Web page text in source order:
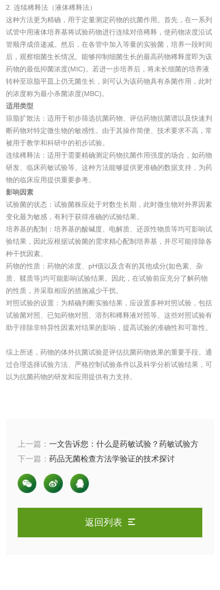
2. 连续稀释法（液体稀释法）
这种方法更为精确，用于定量测定药物的抗菌作用。首先，在一系列
试管中用液体培养基将试验药物进行连续对倍稀释，使药物浓度沿试
管顺序成倍递减。然后，在各管中加入等量的实验菌，培养一段时间
后，观察细菌生长情况。能够抑制细菌生长的最高药物稀释度即为该
药物的最低抑菌浓度(MIC)。若进一步培养后，将未长细菌的培养液
转种至琼脂平皿上仍无菌生长，则可认为该药物具有杀菌作用，此时
的浓度称为最小杀菌浓度(MBC)。
适用类型
琼脂扩散法：适用于初步筛选抗菌药物、评估药物抗菌谱以及快速判
断药物对特定微生物的敏感性。由于其操作简便、技术要求不高，常
被用于教学和科研中的初步试验。
连续稀释法：适用于需要精确测定药物抗菌作用强度的场合，如药物
研发、临床药敏试验等。这种方法能够提供更准确的数据支持，为药
物的临床应用提供重要参考。
影响因素
试验菌的状态：试验菌株应处于对数生长期，此时微生物对外界因素
变化最为敏感，有利于获得准确的试验结果。
培养基的配制：培养基的酸碱度、电解质、还原性物质等均可影响试
验结果，因此应根据试验菌的需求精心配制培养基，并尽可能排除各
种干扰因素。
药物的性质：药物的浓度、pH值以及含有的其他成分(如色素、杂
质、鞣质等)均可能影响试验结果。因此，在试验前应充分了解药物
的性质，并采取相应的措施减少干扰。
对照试验的设置：为精确判断实验结果，应设置多种对照试验，包括
试验菌对照、已知药物对照、溶剂和稀释液对照等。这些对照试验有
助于排除非特异性因素对结果的影响，提高试验的准确性和可靠性。
综上所述，药物的体外抗菌试验是评估抗菌药物效果的重要手段。通
过合理选择试验方法、严格控制试验条件以及科学分析试验结果，可
以为抗菌药物的研发和应用提供有力支持。
上一篇： 一文告诉您：什么是药敏试验？药敏试验方
法有哪些
下一篇： 药品无菌检查方法学验证的技术探讨
返回列表
清洗剂检测 日化产品毒理检测
洗手液检测
水处理药剂检测 聚丙烯酰胺检测
工业乳状氢氧化钙 铝酸钙检测
三氯异氰尿酸检测
碳酸钙检测
活性炭
活性炭检测 煤质颗粒活性炭检
脱硫脱硝活性炭检
测
木质净水用活性炭
检测
农药肥料
有机肥检测 钾肥检测
磷酸肥料检测
化工试剂